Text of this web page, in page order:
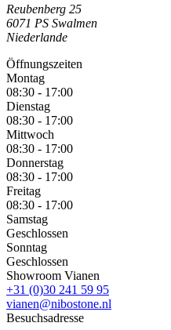
Reubenberg 25
6071 PS Swalmen
Niederlande
Öffnungszeiten
Montag
08:30 - 17:00
Dienstag
08:30 - 17:00
Mittwoch
08:30 - 17:00
Donnerstag
08:30 - 17:00
Freitag
08:30 - 17:00
Samstag
Geschlossen
Sonntag
Geschlossen
Showroom Vianen
+31 (0)30 241 59 95
vianen@nibostone.nl
Besuchsadresse